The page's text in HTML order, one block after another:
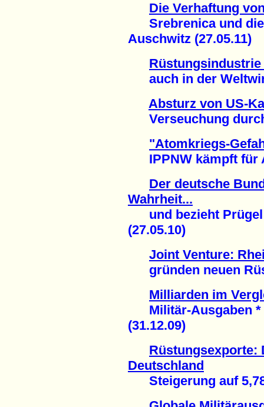
Die Verhaftung
Srebrenica und die
Auschwitz (27.05.11)
auch in der
Absturz von US-
Verseuchung durch
"Atomkriegs-
IPPNW kämpft für
Der deutsche
Wahrheit...
und bezieht Prügel
(27.05.10)
Joint Venture:
gründen neuen
Milliarden im
Militär-Ausgaben *
(31.12.09)
Rüstungsexporte:
Deutschland
Steigerung auf 5,78